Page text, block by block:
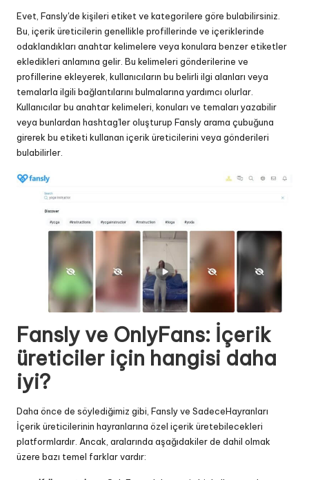
Evet, Fansly'de kişileri etiket ve kategorilere göre bulabilirsiniz.
Bu, içerik üreticilerin genellikle profillerinde ve içeriklerinde
odaklandıkları anahtar kelimelere veya konulara benzer etiketler
ekledikleri anlamına gelir. Bu kelimeleri gönderilerine ve
profillerine ekleyerek, kullanıcıların bu belirli ilgi alanları veya
temalarla ilgili bağlantılarını bulmalarına yardımcı olurlar.
Kullanıcılar bu anahtar kelimeleri, konuları ve temaları yazabilir
veya bunlardan hashtag'ler oluşturup Fansly arama çubuğuna
girerek bu etiketi kullanan içerik üreticilerini veya gönderileri
bulabilirler.
Fansly ve OnlyFans: İçerik
üreticiler için hangisi daha
iyi?
Daha önce de söylediğimiz gibi, Fansly ve SadeceHayranları
İçerik üreticilerinin hayranlarına özel içerik üretebilecekleri
platformlardır. Ancak, aralarında aşağıdakiler de dahil olmak
üzere bazı temel farklar vardır: